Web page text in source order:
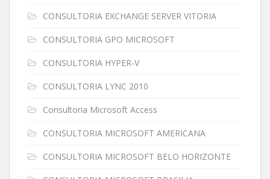
CONSULTORIA EXCHANGE SERVER VITORIA
CONSULTORIA GPO MICROSOFT
CONSULTORIA HYPER-V
CONSULTORIA LYNC 2010
Consultoria Microsoft Access
CONSULTORIA MICROSOFT AMERICANA
CONSULTORIA MICROSOFT BELO HORIZONTE